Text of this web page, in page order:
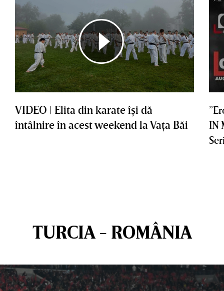
VIDEO | Elita din karate îşi dă
întâlnire în acest weekend la Vaţa Băi
IN
TURCIA - ROMÂNIA